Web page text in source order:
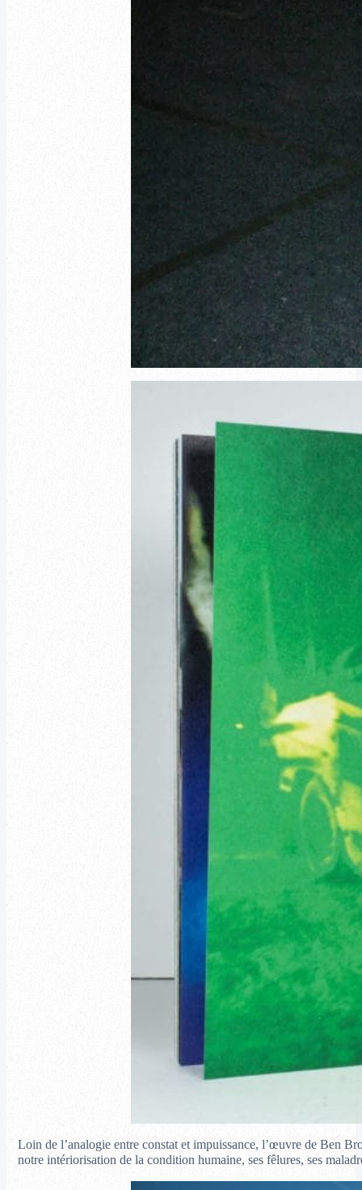
Loin de l’analogie entre constat et impuissance, l’œuvre de Ben
notre intériorisation de la condition humaine, ses fêlures, ses